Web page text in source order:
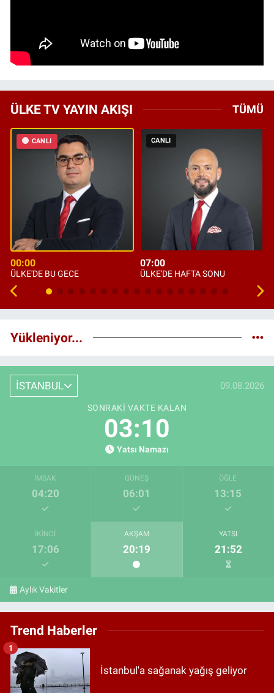
ÜLKE TV YAYIN AKIŞI TÜMÜ
CANLI
00:00
ÜLKE'DE BU GECE
CANLI
07:00
ÜLKE'DE HAFTA SONU
Yükleniyor...
İSTANBUL 09.08.2026
SONRAKI VAKTE KALAN
03:09
Yatsı Namazı
İMSAK
04:20
GÜNEŞ
06:01
ÖĞLE
13:15
İKINDI
17:06
AKŞAM
20:19
YATSI
21:52
Aylık Vakitler
Trend Haberler
İstanbul'a sağanak yağış geliyor
1